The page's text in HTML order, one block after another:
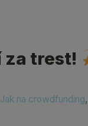
za trest!
Jak na crowdfunding,